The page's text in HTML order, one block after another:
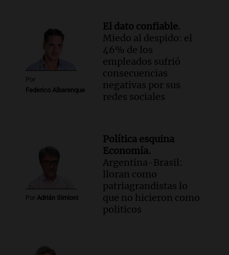
Por
Federico Albarenque
El dato confiable.
Miedo al despido: el
46% de los
empleados sufrió
consecuencias
negativas por sus
redes sociales
Por Adrián Simioni
Política esquina
Economía.
Argentina-Brasil:
lloran como
patriagrandistas lo
que no hicieron como
politicos